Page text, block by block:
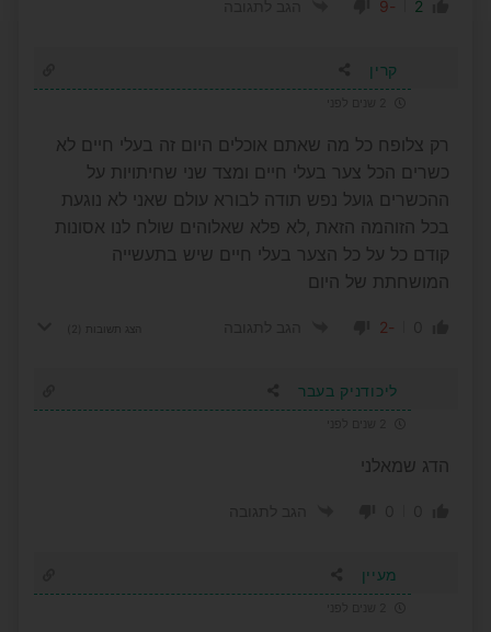
2
-9
קרין
רק צלופח כל מה שאתם אוכלים היום זה בעלי חיים לא
כשרים הכל צער בעלי חיים ומצד שני שחיתויות על
ההכשרים גועל נפש תודה לבורא עולם שאני לא נוגעת
בכל הזוהמה הזאת ,לא פלא שאלוהים שולח לנו אסונות
קודם כל על כל הצער בעלי חיים שיש בתעשייה
המושחתת של היום
-2 הצג תשובות
ליכודניק בעבר
הדג שמאלני
מעיין